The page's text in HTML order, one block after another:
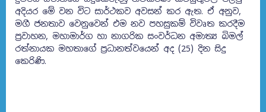
අදියර මේ වන විට සාර්ථකව අවසන් කර ඇත. ඒ අනුව,
මගී ජනතාව වෙනුවෙන් එම නව පහසුකම් විවෘත කරදීම
ප්‍රවාහන, මහාමාර්ග හා නාගරික සංවර්ධන අමාත්‍ය බිමල්
රත්නායක මහතාගේ ප්‍රධානත්වයෙන් අද (25) දින සිදු
කෙරිණි.